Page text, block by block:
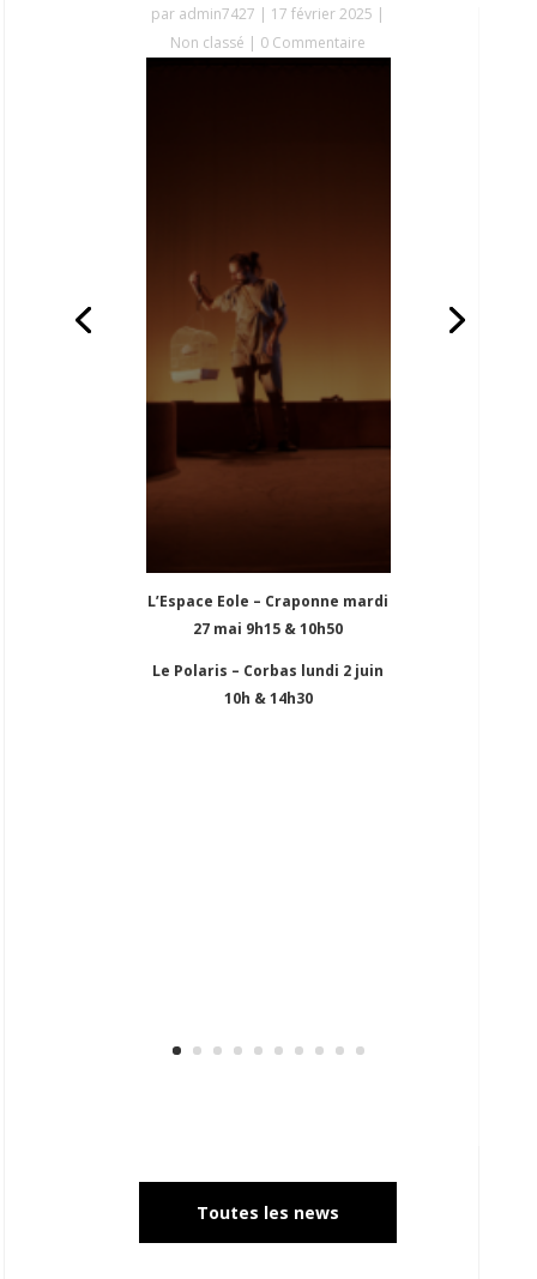
par admin7427 | 17 février 2025 |
Non classé | 0 Commentaire
L’Espace Eole – Craponne mardi
27 mai 9h15 & 10h50
Le Polaris – Corbas lundi 2 juin
10h & 14h30
Toutes les news